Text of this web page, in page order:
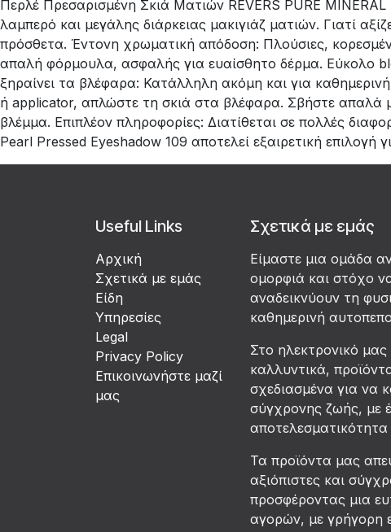
Περλέ Πρεσαρισμένη Σκιά Ματιών REVERS PURE MINERAL
λαμπερό και μεγάλης διάρκειας μακιγιάζ ματιών. Γιατί
πρόσθετα. Έντονη χρωματική απόδοση: Πλούσιες,
απαλή φόρμουλα, ασφαλής για ευαίσθητο δέρμα. Εύκολο
ξηραίνει τα βλέφαρα: Κατάλληλη ακόμη και για
ή applicator, απλώστε τη σκιά στα βλέφαρα. Σβήστε απαλά
βλέμμα. Επιπλέον πληροφορίες: Διατίθεται σε πολλές
Pearl Pressed Eyeshadow 109 αποτελεί εξαιρετική
Useful Links
Αρχική
Σχετικά με εμάς
Είδη
Υπηρεσίες
Legal
Privacy Policy
Επικοινωνήστε μαζί
μας
Σχετικά με εμάς
Είμαστε μια ομάδα
ομορφιά και στόχο
αναδεικνύουν τη
καθημερινή
Στο ηλεκτρονικό
καλλυντικά,
σχεδιασμένα για να
σύγχρονης ζωής, με
αποτελεσματικότητα
Τα προϊόντα μας
αξιόπιστες και
προσφέροντας μια
αγορών, με γρήγορη